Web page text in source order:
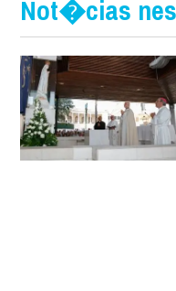
Not�cias